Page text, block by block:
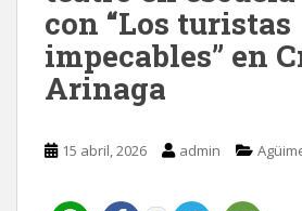
con “Los turistas
impecables” en
Arinaga
15 abril, 2026 admin